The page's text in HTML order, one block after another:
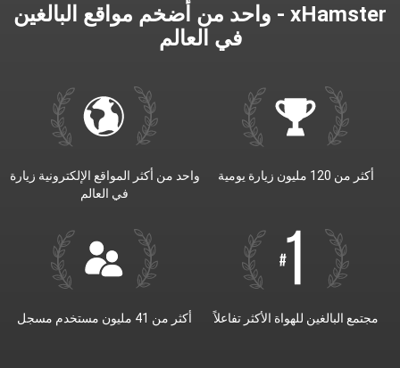
xHamster - واحد من أضخم مواقع البالغين
في العالم
أكثر من 120 مليون زيارة يومية
واحد من أكثر المواقع الإلكترونية زيارة
في العالم
مجتمع البالغين للهواة الأكثر تفاعلاً أكثر من 41 مليون مستخدم مسجل